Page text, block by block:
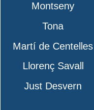
Montseny
Tona
Martí de Centelles
Llorenç Savall
Just Desvern